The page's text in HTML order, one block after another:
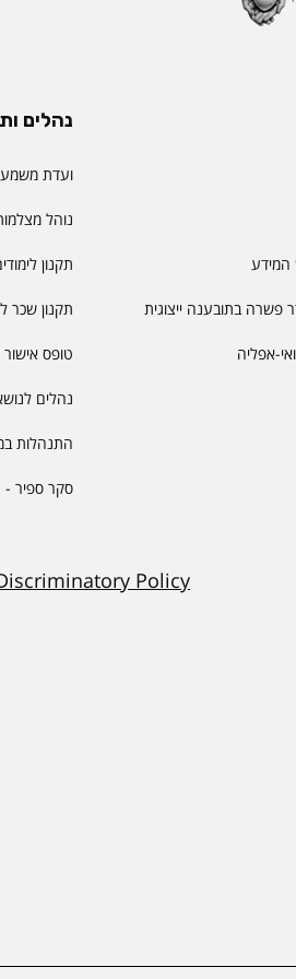
המידע
בתובענה ייצוגית
ואי-אפליה
נהלים
ועדת
נוהל
תקנון
תקנון שכר
טופס
נהלים
התנהלות
סקר ספיר -
Policy